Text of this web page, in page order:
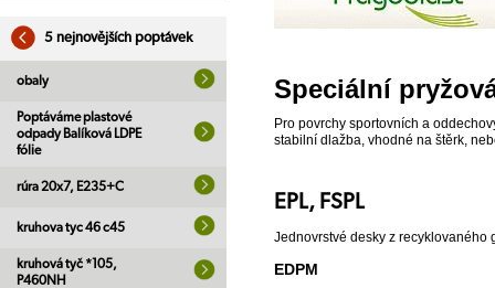
5 nejnovějších poptávek
obaly
Poptáváme plastové
odpady Balíková LDPE
fólie
rúra 20x7, E235+C
kruhova tyc 46 c45
kruhová tyč *105,
P460NH
Speciální
Pro povrchy sportovních a
stabilní dlažba, vhodné na štěrk,
EPL, FSPL
Jednovrstvé desky z
EDPM